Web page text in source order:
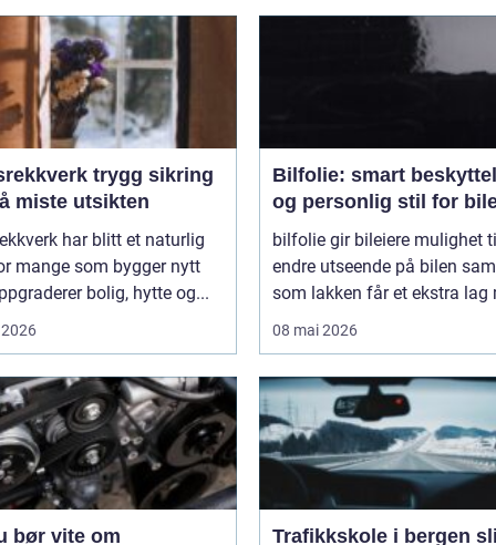
trygg sikring
miste utsikten
har blitt et naturlig
mange som bygger nytt
bolig, hytte og...
Bilfolie: smart
og personlig stil for
bilfolie gir bileiere mulighet
endre utseende på bilen
som lakken får et ekstra lag
08 mai 2026
bør vite om
Trafikkskole i bergen slik